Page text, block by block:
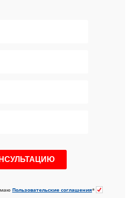
Пользовательские соглашения*